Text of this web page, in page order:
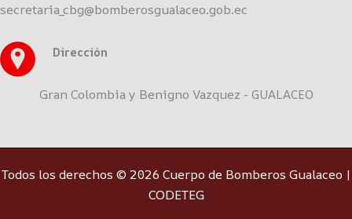
secretaria_cbg@bomberosgualaceo.gob.ec
Dirección
Gran Colombia y Benigno Vazquez - GUALACEO
Todos los derechos © 2026 Cuerpo de Bomberos Gualaceo |
CODETEG